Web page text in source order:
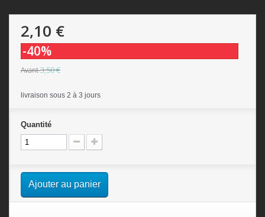
2,10 €
-40%
Avant3,50 €
livraison sous 2 à 3 jours
Quantité
Ajouter au panier